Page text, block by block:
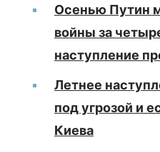
Осенью Путин
войны за
наступление
Летнее
под угрозой и
Киева